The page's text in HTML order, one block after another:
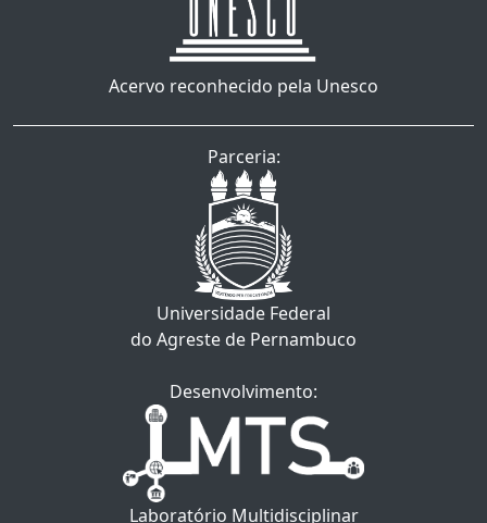
Acervo reconhecido pela Unesco
Parceria:
Universidade Federal
do Agreste de Pernambuco
Desenvolvimento:
Laboratório Multidisciplinar